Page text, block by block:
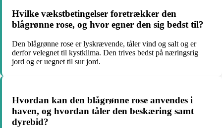
Hvilke vækstbetingelser foretrækker den
blågrønne rose, og hvor egner den sig bedst til?
Den blågrønne rose er lyskrævende, tåler vind og salt og er
derfor velegnet til kystklima. Den trives bedst på næringsrig
jord og er uegnet til sur jord.
Hvordan kan den blågrønne rose anvendes i
haven, og hvordan tåler den beskæring samt
dyrebid?